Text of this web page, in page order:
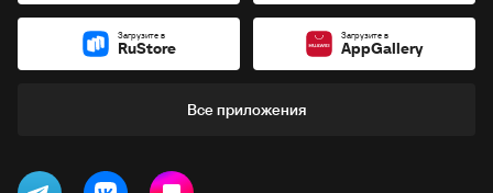
Загрузите в
RuStore
Загрузите в
AppGallery
Все приложения